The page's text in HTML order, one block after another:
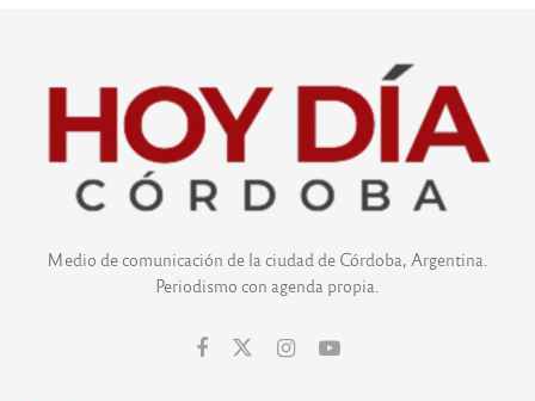
Medio de comunicación de la ciudad de Córdoba, Argentina.
Periodismo con agenda propia.